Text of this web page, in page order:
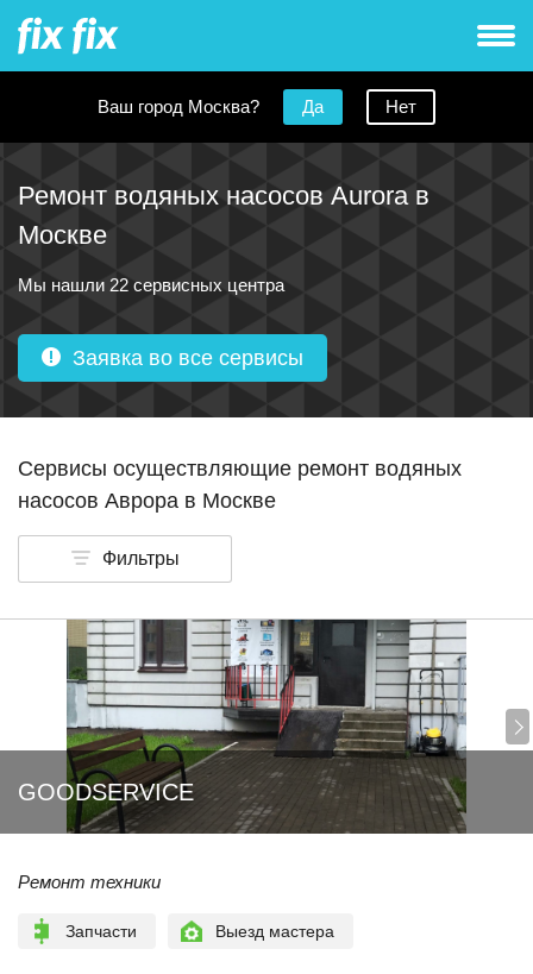
Ваш город Москва? Да Нет
Ремонт водяных насосов Aurora в
Москве
Мы нашли 22 сервисных центра
Заявка во все сервисы
Сервисы осуществляющие ремонт водяных
насосов Аврора в Москве
Фильтры
GOODSERVICE
Ремонт техники
Запчасти Выезд мастера